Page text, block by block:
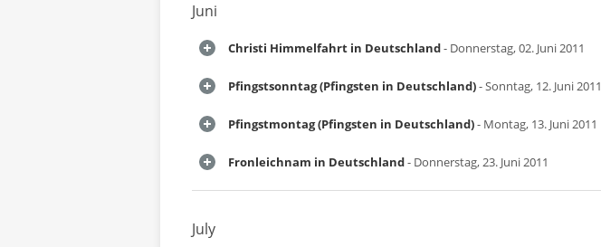
Juni
Christi Himmelfahrt in Deutschland- Donnerstag, 02. Juni 2011
Pfingstsonntag (Pfingsten in Deutschland)- Sonntag, 12. Juni 2011
Pfingstmontag (Pfingsten in Deutschland)- Montag, 13. Juni 2011
Fronleichnam in Deutschland- Donnerstag, 23. Juni 2011
July